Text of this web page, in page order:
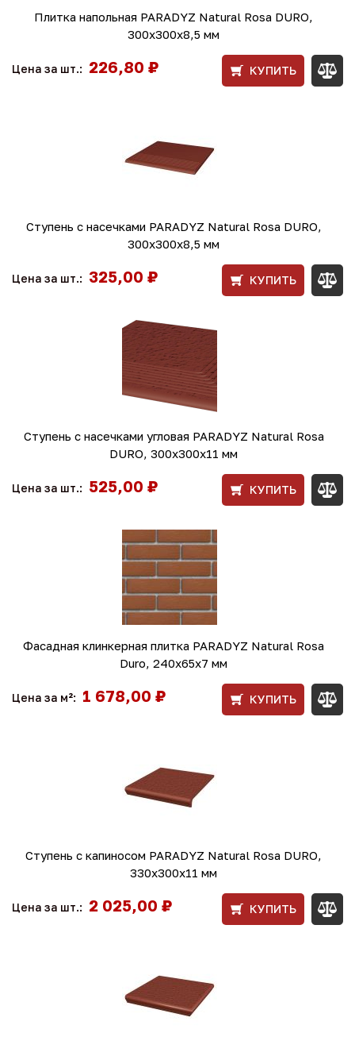
Плитка напольная PARADYZ Natural Rosa DURO,
300x300x8,5 мм
Цена за шт.: 226,80 ₽ КУПИТЬ
Ступень с насечками PARADYZ Natural Rosa DURO,
300x300x8,5 мм
Цена за шт.: 325,00 ₽ КУПИТЬ
Ступень с насечками угловая PARADYZ Natural Rosa
DURO, 300x300x11 мм
Цена за шт.: 525,00 ₽ КУПИТЬ
Фасадная клинкерная плитка PARADYZ Natural Rosa
Duro, 240x65x7 мм
Цена за м²: 1 678,00 ₽ КУПИТЬ
Ступень с капиносом PARADYZ Natural Rosa DURO,
330x300x11 мм
Цена за шт.: 2 025,00 ₽ КУПИТЬ